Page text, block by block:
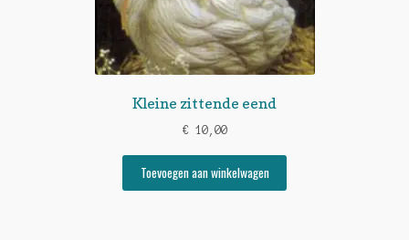
Kleine zittende eend
€ 10,00
Toevoegen aan winkelwagen